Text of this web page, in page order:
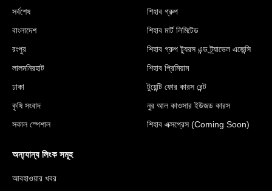
সর্বশেষ
বাংলাদেশ
রংপুর
লালমনিরহাট
ঢাকা
কৃষি সংবাদ
সকাল স্পেশাল
শিহাব গ্রুপ
শিহাব মার্ট লিমিটেড
শিহাব গ্রুপ ট্যুরস এন্ড ট্র্যাভেল এজেন্সি
শিহাব প্রিমিয়াম
টুয়েন্টি ফোর কারস রেন্ট
নুর আল কাওসার ইউজড কারস
শিহাব এক্সপ্রেস (Coming Soon)
অন্য্যান্য লিংক সমূহ
আবহাওয়ার খবর